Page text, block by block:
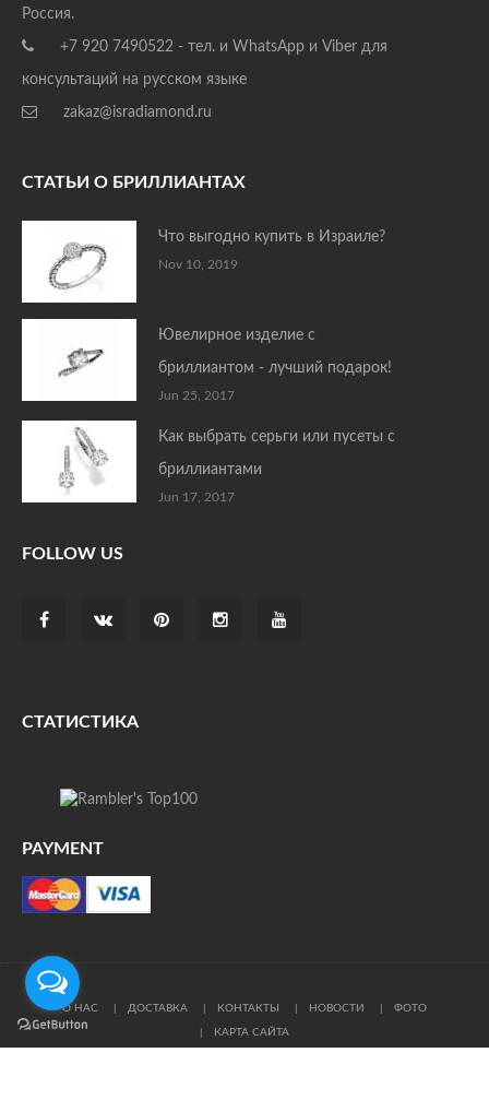
Россия.
+7 920 7490522 - тел. и WhatsApp и Viber для
консультаций на русском языке
zakaz@isradiamond.ru
СТАТЬИ О БРИЛЛИАНТАХ
Что выгодно купить в Израиле?
Nov 10, 2019
Ювелирное изделие с
бриллиантом - лучший подарок!
Jun 25, 2017
Как выбрать серьги или пусеты с
бриллиантами
Jun 17, 2017
FOLLOW US
СТАТИСТИКА
PAYMENT
О НАС ДОСТАВКА КОНТАКТЫ НОВОСТИ ФОТО
КАРТА САЙТА